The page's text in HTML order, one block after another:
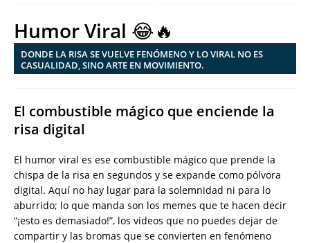
Humor Viral 😂🔥
DONDE LA RISA SE VUELVE FENÓMENO Y LO VIRAL NO ES
CASUALIDAD, SINO ARTE EN MOVIMIENTO.
El combustible mágico que enciende la
risa digital
El humor viral es ese combustible mágico que prende la
chispa de la risa en segundos y se expande como pólvora
digital. Aquí no hay lugar para la solemnidad ni para lo
aburrido; lo que manda son los memes que te hacen decir
“¡esto es demasiado!”, los videos que no puedes dejar de
compartir y las bromas que se convierten en fenómeno